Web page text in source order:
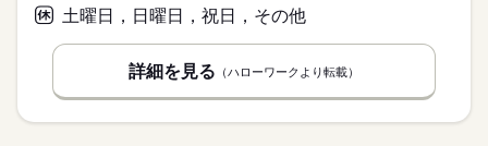
土曜日，日曜日，祝日，その他
詳細を見る （ハローワークより転載）